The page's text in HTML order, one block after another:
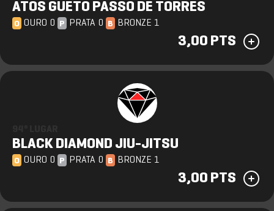
ATOS GUETO PASSO DE TORRES
O OURO 0 P PRATA 0 B BRONZE 1
3,00 PTS
BLACK DIAMOND JIU-JITSU
O OURO 0 P PRATA 0 B BRONZE 1
3,00 PTS